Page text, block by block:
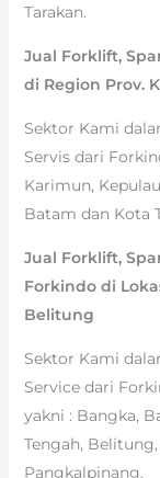
Tarakan.
Jual Forklift,
di Region Prov.
Sektor Kami
Servis dari
Karimun,
Batam dan Kota
Jual Forklift,
Forkindo di
Belitung
Sektor Kami
Service dari
yakni : Bangka,
Tengah,
Pangkalpinang.